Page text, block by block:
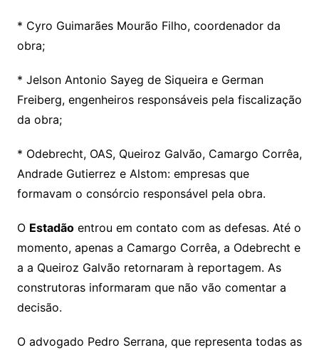
* Cyro Guimarães Mourão Filho, coordenador da
obra;
* Jelson Antonio Sayeg de Siqueira e German
Freiberg, engenheiros responsáveis pela fiscalização
da obra;
* Odebrecht, OAS, Queiroz Galvão, Camargo Corrêa,
Andrade Gutierrez e Alstom: empresas que
formavam o consórcio responsável pela obra.
O Estadãoentrou em contato com as defesas. Até o
momento, apenas a Camargo Corrêa, a Odebrecht e
a a Queiroz Galvão retornaram à reportagem. As
construtoras informaram que não vão comentar a
decisão.
O advogado Pedro Serrana, que representa todas as